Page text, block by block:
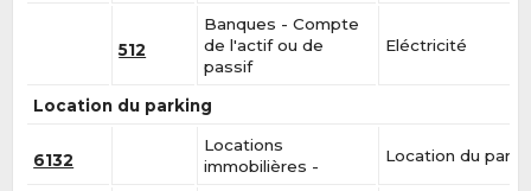
512
Banques - Compte
de l'actif ou de
passif
Eléctricité
Location du parking
6132
Locations
immobilières -
Location du